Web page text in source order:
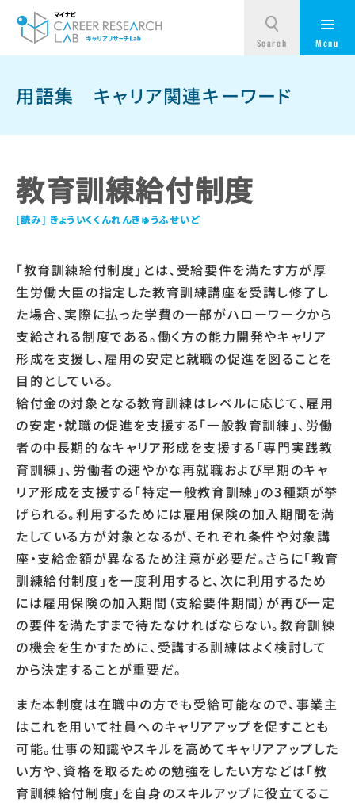
用語集 キャリア関連キーワード
教育訓練給付制度
きょういくくんれんきゅうふせいど
「教育訓練給付制度」とは、受給要件を満たす方が厚
生労働大臣の指定した教育訓練講座を受講し修了し
た場合、実際に払った学費の一部がハローワークから
支給される制度である。働く方の能力開発やキャリア
形成を支援し、雇用の安定と就職の促進を図ることを
目的としている。
給付金の対象となる教育訓練はレベルに応じて、雇用
の安定・就職の促進を支援する「一般教育訓練」、労働
者の中長期的なキャリア形成を支援する「専門実践教
育訓練」、労働者の速やかな再就職および早期のキャ
リア形成を支援する「特定一般教育訓練」の3種類が挙
げられる。利用するためには雇用保険の加入期間を満
たしている方が対象となるが、それぞれ条件や対象講
座・支給金額が異なるため注意が必要だ。さらに「教育
訓練給付制度」を一度利用すると、次に利用するため
には雇用保険の加入期間（支給要件期間）が再び一定
の要件を満たすまで待たなければならない。教育訓練
の機会を生かすために、受講する訓練はよく検討して
から決定することが重要だ。
また本制度は在職中の方でも受給可能なので、事業主
はこれを用いて社員へのキャリアアップを促すことも
可能。仕事の知識やスキルを高めてキャリアアップした
い方や、資格を取るための勉強をしたい方などは「教
育訓練給付制度」を自身のスキルアップに役立てるこ